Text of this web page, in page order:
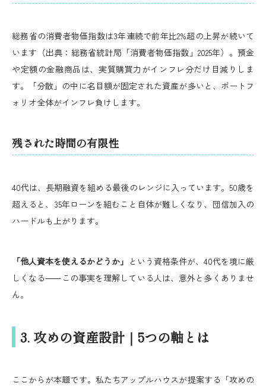
総務省の消費者物価指数は3年連続で前年比2%超の上昇が続いて
います（出典：総務省統計局「消費者物価指数」2025年）。預金
や定額の金融商品は、実質購買力がインフレ分だけ目減りしま
す。「分散」の中に名目額が固定された資産が多いと、ポートフ
ォリオ全体がインフレ負けします。
残された時間の有限性
40代は、長期融資を組める最後のレンジに入っています。50歳を
超えると、35年ローンを組むこと自体が難しくなり、団信加入の
ハードルも上がります。
「他人資本を使えるかどうか」 という資格条件が、40代を境に厳
しくなる⸺この事実を理解している人は、意外と多くありませ
ん。
3. 攻めの資産設計｜5つの軸とは
ここからが本題です。私たちアップルハウスが提案する「攻めの